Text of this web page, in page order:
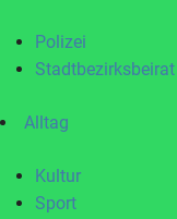
Polizei
Stadtbezirksbeirat
Alltag
Kultur
Sport